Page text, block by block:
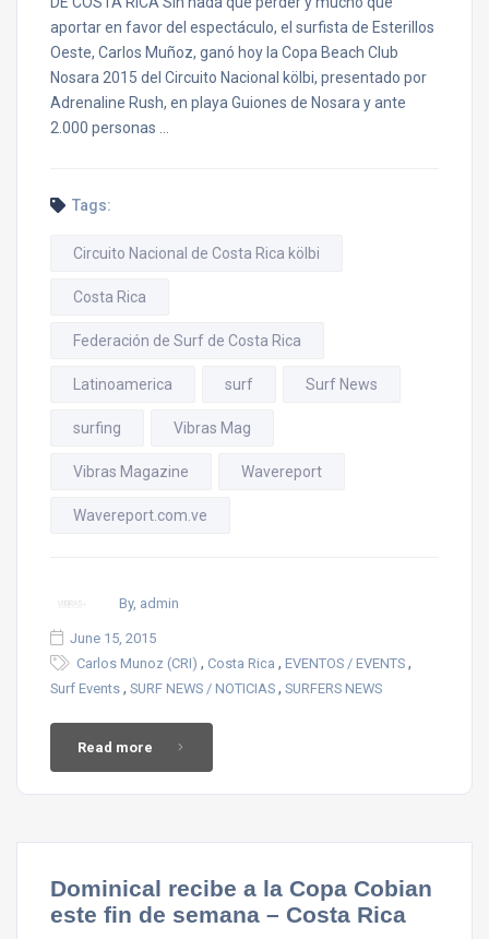
aportar en favor del espectáculo, el surfista de Esterillos
Oeste, Carlos Muñoz, ganó hoy la Copa Beach Club
Nosara 2015 del Circuito Nacional kölbi, presentado por
Adrenaline Rush, en playa Guiones de Nosara y ante
2.000 personas …
Tags:
Circuito Nacional de Costa Rica kölbi
Costa Rica
Federación de Surf de Costa Rica
Latinoamerica surf Surf News
surfing Vibras Mag
Vibras Magazine Wavereport
Wavereport.com.ve
By, admin
June 15, 2015
Carlos Munoz (CRI) , Costa Rica , EVENTOS / EVENTS ,
Surf Events , SURF NEWS / NOTICIAS , SURFERS NEWS
Read more
Dominical recibe a la Copa Cobian
este fin de semana – Costa Rica